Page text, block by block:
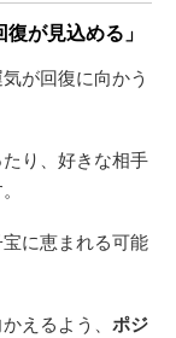
が見込める」
が回復に向かう
り、好きな相手
に恵まれる可能
えるよう、 ポジ